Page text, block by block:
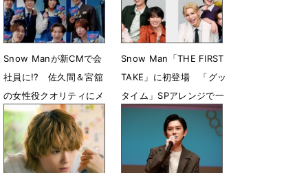
Snow Manが新CMで会
社員に!? 佐久間＆宮舘
の女性役クオリティにメ
ンバーも絶賛
7月30日 06時00分
Snow Man「THE FIRST
TAKE」に初登場 「グッ
タイム」SPアレンジで一
7月24日 18時10分